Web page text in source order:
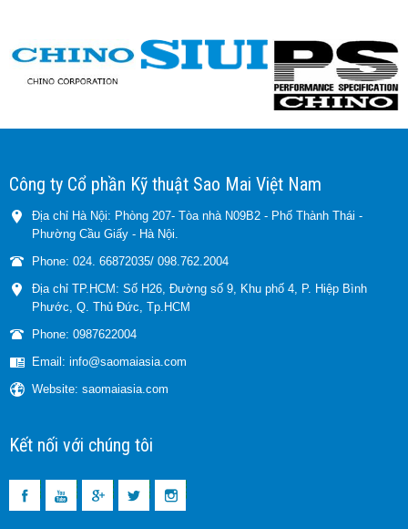
Công ty Cổ phần Kỹ thuật Sao Mai Việt Nam
Địa chỉ Hà Nội: Phòng 207- Tòa nhà N09B2 - Phố Thành Thái -
Phường Cầu Giấy - Hà Nội.
Phone: 024. 66872035/ 098.762.2004
Địa chỉ TP.HCM: Số H26, Đường số 9, Khu phố 4, P. Hiệp Bình
Phước, Q. Thủ Đức, Tp.HCM
Phone: 0987622004
Email: info@saomaiasia.com
Website: saomaiasia.com
Kết nối với chúng tôi